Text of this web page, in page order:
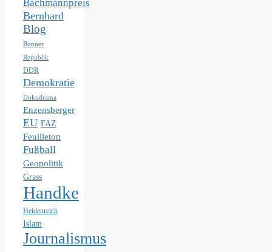
Bachmannpreis
Bernhard
Blog
Bonner
Republik
DDR
Demokratie
Dokudrama
Enzensberger
EU FAZ
Feuilleton
Fußball
Geopolitik
Grass
Handke
Heidenreich
Islam
Journalismus